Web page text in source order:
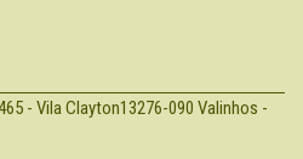
- Vila Clayton13276-090 Valinhos -